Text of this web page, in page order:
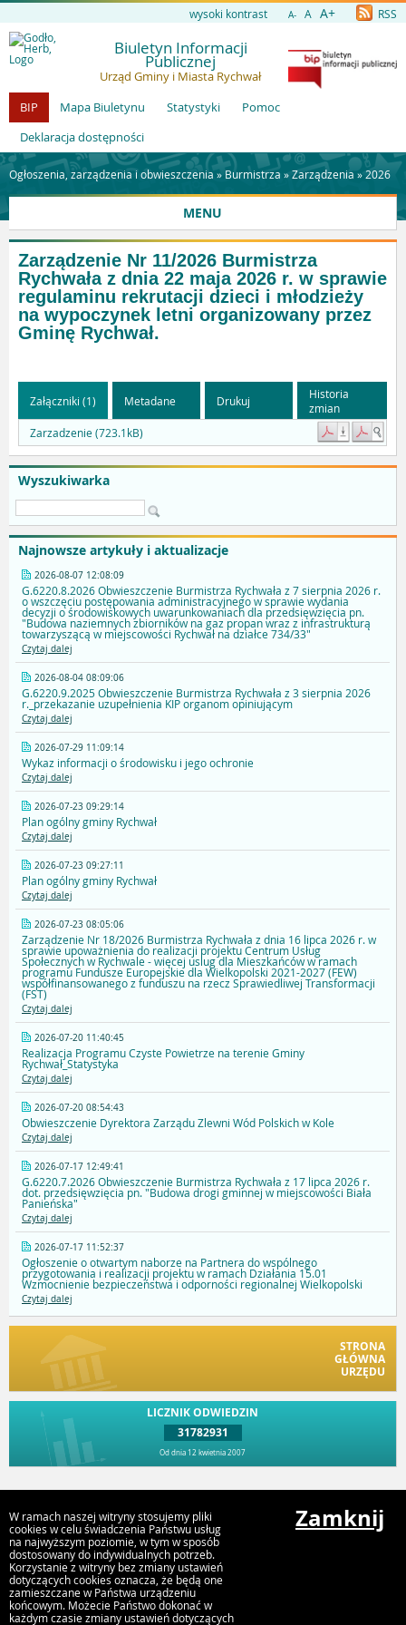
wysoki kontrast A- A A+ RSS
Biuletyn Informacji
Publicznej
Urząd Gminy i Miasta Rychwał
BIP
Mapa Biuletynu Statystyki
Pomoc
Deklaracja dostępności
Ogłoszenia, zarządzenia i obwieszczenia » Burmistrza »Zarządzenia »2026
MENU
Wyszukiwarka
Najnowsze artykuły i aktualizacje
2026-08-07 12:08:09
G.6220.8.2026 Obwieszczenie Burmistrza Rychwała z 7 sierpnia 2026 r.
o wszczęciu postępowania administracyjnego w sprawie wydania
decyzji o środowiskowych uwarunkowaniach dla przedsięwzięcia pn.
"Budowa naziemnych zbiorników na gaz propan wraz z infrastrukturą
towarzyszącą w miejscowości Rychwał na działce 734/33"
Czytaj dalej
2026-08-04 08:09:06
G.6220.9.2025 Obwieszczenie Burmistrza Rychwała z 3 sierpnia 2026
r._przekazanie uzupełnienia KIP organom opiniującym
Czytaj dalej
2026-07-29 11:09:14
Wykaz informacji o środowisku i jego ochronie
Czytaj dalej
2026-07-23 09:29:14
Plan ogólny gminy Rychwał
Czytaj dalej
2026-07-23 09:27:11
Plan ogólny gminy Rychwał
Czytaj dalej
2026-07-23 08:05:06
Zarządzenie Nr 18/2026 Burmistrza Rychwała z dnia 16 lipca 2026 r. w
sprawie upoważnienia do realizacji projektu Centrum Usług
Społecznych w Rychwale - więcej uslug dla Mieszkańców w ramach
programu Fundusze Europejskie dla Wielkopolski 2021-2027 (FEW)
współfinansowanego z funduszu na rzecz Sprawiedliwej Transformacji
(FST)
Czytaj dalej
2026-07-20 11:40:45
Realizacja Programu Czyste Powietrze na terenie Gminy
Rychwał_Statystyka
Czytaj dalej
2026-07-20 08:54:43
Obwieszczenie Dyrektora Zarządu Zlewni Wód Polskich w Kole
Czytaj dalej
2026-07-17 12:49:41
G.6220.7.2026 Obwieszczenie Burmistrza Rychwała z 17 lipca 2026 r.
dot. przedsięwzięcia pn. "Budowa drogi gminnej w miejscowości Biała
Panieńska"
Czytaj dalej
2026-07-17 11:52:37
Ogłoszenie o otwartym naborze na Partnera do wspólnego
przygotowania i realizacji projektu w ramach Działania 15.01
Wzmocnienie bezpieczeństwa i odporności regionalnej Wielkopolski
Czytaj dalej
STRONA
GŁÓWNA
URZĘDU
LICZNIK ODWIEDZIN
31782931
Od dnia 12 kwietnia 2007
Zarządzenie Nr 11/2026 Burmistrza
Rychwała z dnia 22 maja 2026 r. w sprawie
regulaminu rekrutacji dzieci i młodzieży
na wypoczynek letni organizowany przez
Gminę Rychwał.
Załączniki (1) Metadane Drukuj
Historia
zmian
Zarzadzenie (723.1kB)
Urząd Gminy i Miasta Rychwał
Plac Wolności 16, 62-570 Rychwał
W ramach naszej witryny stosujemy pliki
cookies w celu świadczenia Państwu usług
na najwyższym poziomie, w tym w sposób
dostosowany do indywidualnych potrzeb.
Korzystanie z witryny bez zmiany ustawień
dotyczących cookies oznacza, że będą one
zamieszczane w Państwa urządzeniu
końcowym. Możecie Państwo dokonać w
każdym czasie zmiany ustawień dotyczących
Zamknij